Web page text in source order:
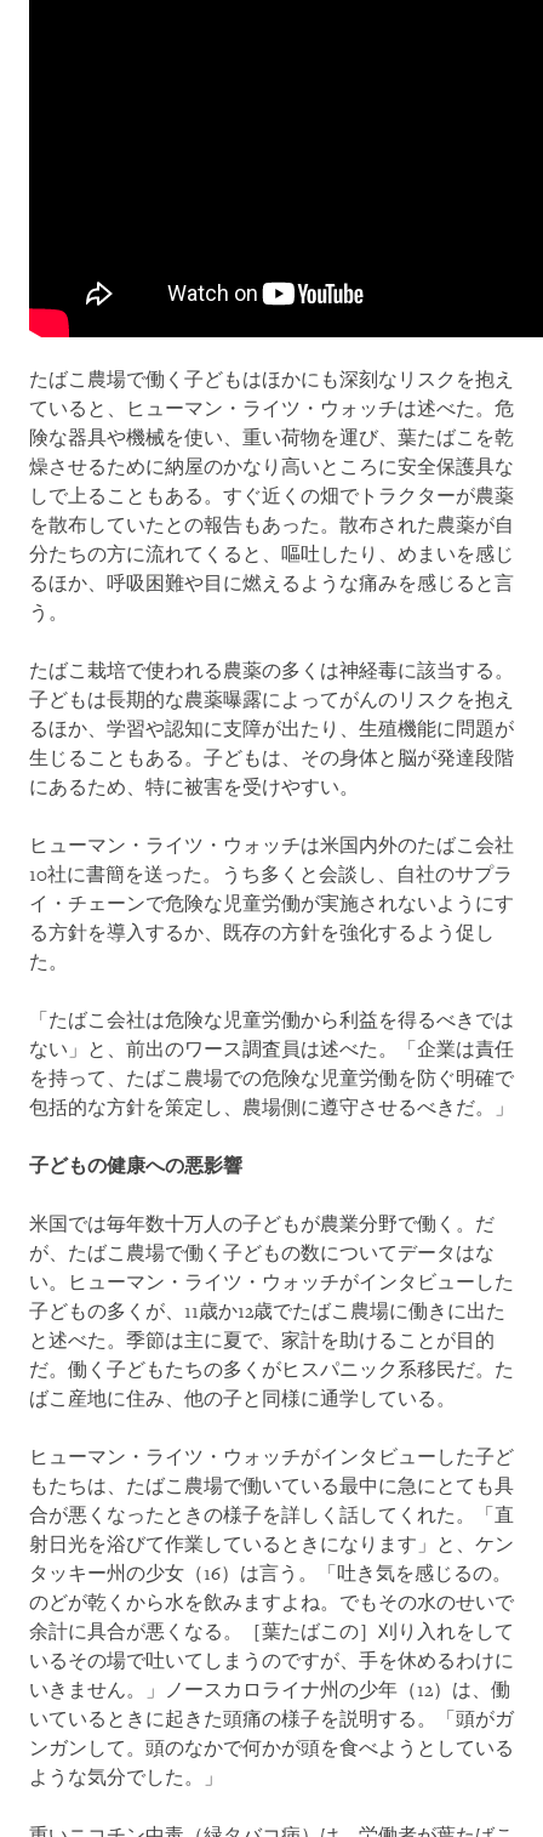
たばこ農場で働く子どもはほかにも深刻なリスクを抱え
ていると、ヒューマン・ライツ・ウォッチは述べた。危
険な器具や機械を使い、重い荷物を運び、葉たばこを乾
燥させるために納屋のかなり高いところに安全保護具な
しで上ることもある。すぐ近くの畑でトラクターが農薬
を散布していたとの報告もあった。散布された農薬が自
分たちの方に流れてくると、嘔吐したり、めまいを感じ
るほか、呼吸困難や目に燃えるような痛みを感じると言
う。
たばこ栽培で使われる農薬の多くは神経毒に該当する。
子どもは長期的な農薬曝露によってがんのリスクを抱え
るほか、学習や認知に支障が出たり、生殖機能に問題が
生じることもある。子どもは、その身体と脳が発達段階
にあるため、特に被害を受けやすい。
ヒューマン・ライツ・ウォッチは米国内外のたばこ会社
10社に書簡を送った。うち多くと会談し、自社のサプラ
イ・チェーンで危険な児童労働が実施されないようにす
る方針を導入するか、既存の方針を強化するよう促し
た。
「たばこ会社は危険な児童労働から利益を得るべきでは
ない」と、前出のワース調査員は述べた。「企業は責任
を持って、たばこ農場での危険な児童労働を防ぐ明確で
包括的な方針を策定し、農場側に遵守させるべきだ。」
子どもの健康への悪影響
米国では毎年数十万人の子どもが農業分野で働く。だ
が、たばこ農場で働く子どもの数についてデータはな
い。ヒューマン・ライツ・ウォッチがインタビューした
子どもの多くが、11歳か12歳でたばこ農場に働きに出た
と述べた。季節は主に夏で、家計を助けることが目的
だ。働く子どもたちの多くがヒスパニック系移民だ。た
ばこ産地に住み、他の子と同様に通学している。
ヒューマン・ライツ・ウォッチがインタビューした子ど
もたちは、たばこ農場で働いている最中に急にとても具
合が悪くなったときの様子を詳しく話してくれた。「直
射日光を浴びて作業しているときになります」と、ケン
タッキー州の少女（16）は言う。「吐き気を感じるの。
のどが乾くから水を飲みますよね。でもその水のせいで
余計に具合が悪くなる。［葉たばこの］刈り入れをして
いるその場で吐いてしまうのですが、手を休めるわけに
いきません。」ノースカロライナ州の少年（12）は、働
いているときに起きた頭痛の様子を説明する。「頭がガ
ンガンして。頭のなかで何かが頭を食べようとしている
ような気分でした。」